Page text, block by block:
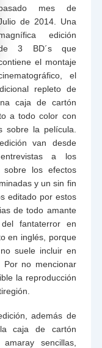
mes de
de 2014. Una
edición
3 BD´s que
el montaje
el
repleto de
caja de cartón
a todo color con
sobre la película.
van desde
entrevistas a los
sobre los efectos
y un sin fin
editado por estos
de todo amante
fantaterror en
en inglés, porque
suele incluir en
Por no mencionar
la reproducción
además de
caja de cartón
sencillas,